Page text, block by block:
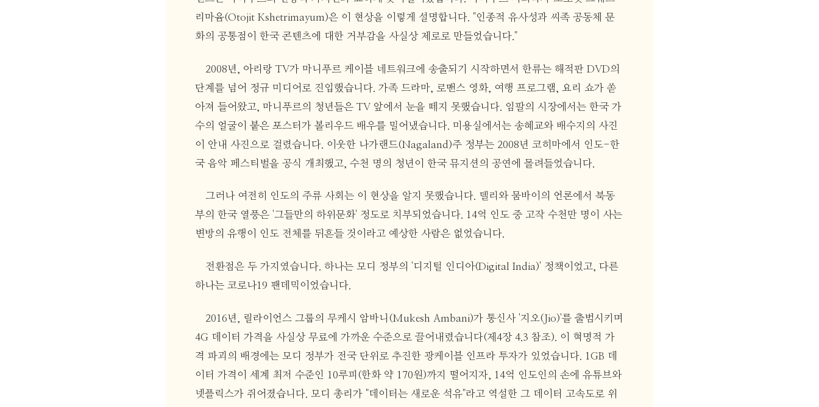
리마윰(Otojit Kshetrimayum)은 이 현상을 이렇게 설명합니다. "인종적 유사성과 씨족 공동체 문
화의 공통점이 한국 콘텐츠에 대한 거부감을 사실상 제로로 만들었습니다."
2008년, 아리랑 TV가 마니푸르 케이블 네트워크에 송출되기 시작하면서 한류는 해적판 DVD의
단계를 넘어 정규 미디어로 진입했습니다. 가족 드라마, 로맨스 영화, 여행 프로그램, 요리 쇼가 쏟
아져 들어왔고, 마니푸르의 청년들은 TV 앞에서 눈을 떼지 못했습니다. 임팔의 시장에서는 한국 가
수의 얼굴이 붙은 포스터가 볼리우드 배우를 밀어냈습니다. 미용실에서는 송혜교와 배수지의 사진
이 안내 사진으로 걸렸습니다. 이웃한 나가랜드(Nagaland)주 정부는 2008년 코히마에서 인도-한
국 음악 페스티벌을 공식 개최했고, 수천 명의 청년이 한국 뮤지션의 공연에 몰려들었습니다.
그러나 여전히 인도의 주류 사회는 이 현상을 알지 못했습니다. 델리와 뭄바이의 언론에서 북동
부의 한국 열풍은 '그들만의 하위문화' 정도로 치부되었습니다. 14억 인도 중 고작 수천만 명이 사는
변방의 유행이 인도 전체를 뒤흔들 것이라고 예상한 사람은 없었습니다.
전환점은 두 가지였습니다. 하나는 모디 정부의 '디지털 인디아(Digital India)' 정책이었고, 다른
하나는 코로나19 팬데믹이었습니다.
2016년, 릴라이언스 그룹의 무케시 암바니(Mukesh Ambani)가 통신사 '지오(Jio)'를 출범시키며
4G 데이터 가격을 사실상 무료에 가까운 수준으로 끌어내렸습니다(제4장 4.3 참조). 이 혁명적 가
격 파괴의 배경에는 모디 정부가 전국 단위로 추진한 광케이블 인프라 투자가 있었습니다. 1GB 데
이터 가격이 세계 최저 수준인 10루피(한화 약 170원)까지 떨어지자, 14억 인도인의 손에 유튜브와
넷플릭스가 쥐어졌습니다. 모디 총리가 "데이터는 새로운 석유"라고 역설한 그 데이터 고속도로 위